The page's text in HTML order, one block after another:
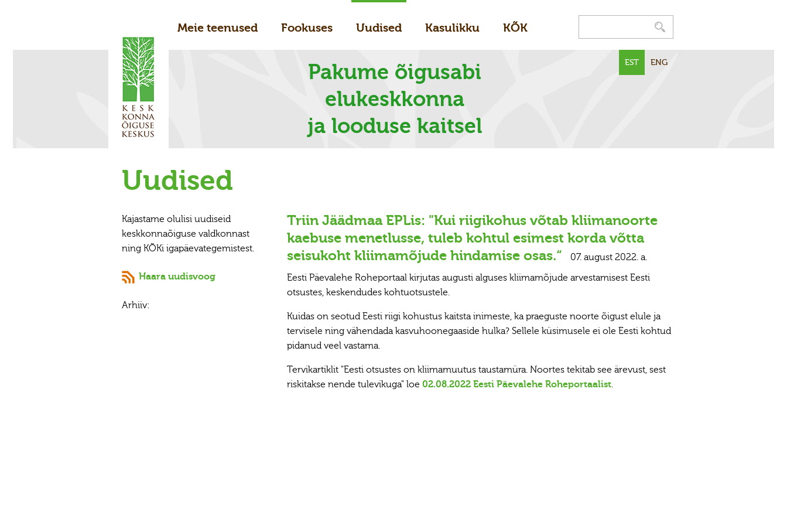
Meie teenused Fookuses Uudised Kasulikku KÕK
EST ENG
Pakume õigusabi
elukeskkonna
ja looduse kaitsel
Uudised
Kajastame olulisi uudiseid
keskkonnaõiguse valdkonnast
ning KÕKi igapäevategemistest.
Haara uudisvoog
Arhiiv:
Triin Jäädmaa EPLis: "Kui riigikohus võtab kliimanoorte
kaebuse menetlusse, tuleb kohtul esimest korda võtta
seisukoht kliimamõjude hindamise osas.“
07. august 2022. a.
Eesti Päevalehe Roheportaal kirjutas augusti alguses kliimamõjude arvestamisest Eesti
otsustes, keskendudes kohtuotsustele.
Kuidas on seotud Eesti riigi kohustus kaitsta inimeste, ka praeguste noorte õigust elule ja
tervisele ning vähendada kasvuhoonegaaside hulka? Sellele küsimusele ei ole Eesti kohtud
pidanud veel vastama.
Tervikartiklit "Eesti otsustes on kliimamuutus taustamüra. Noortes tekitab see ärevust, sest
riskitakse nende tulevikuga" loe 02.08.2022 Eesti Päevalehe Roheportaalist.